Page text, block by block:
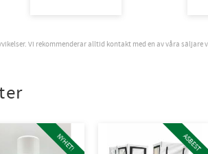
Vi rekommenderar alltid kontakt med en av våra
NYHET! ASBEST